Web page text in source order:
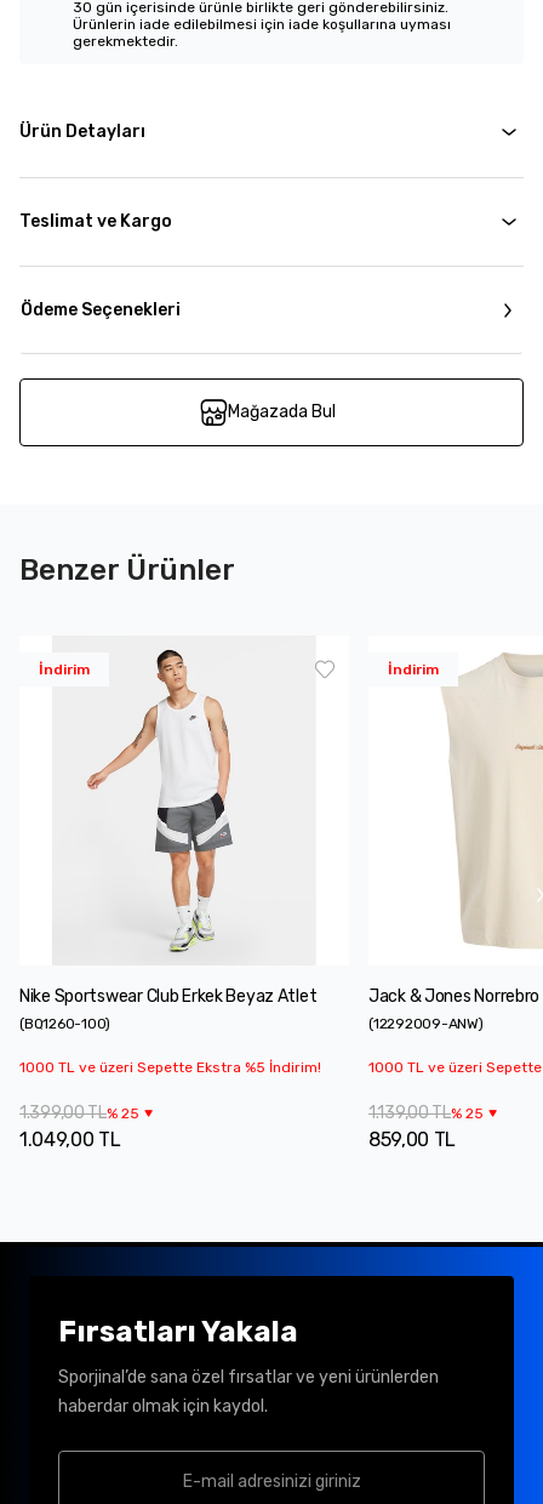
30 gün içerisinde ürünle birlikte geri gönderebilirsiniz.
Ürünlerin iade edilebilmesi için iade koşullarına uyması
gerekmektedir.
Ürün Detayları
Teslimat ve Kargo
Ödeme Seçenekleri
Mağazada Bul
Benzer Ürünler
İndirim
Nike Sportswear Club Erkek Beyaz Atlet
(BQ1260-100)
1000 TL ve üzeri Sepette Ekstra %5 İndirim!
1.399,00 TL% 25
1.049,00 TL
İndirim
Jack & Jones
(12292009-ANW)
1000 TL ve üzeri
1.139,00 TL% 25
859,00 TL
Fırsatları Yakala
Sporjinal’de sana özel fırsatlar ve yeni ürünlerden
haberdar olmak için kaydol.